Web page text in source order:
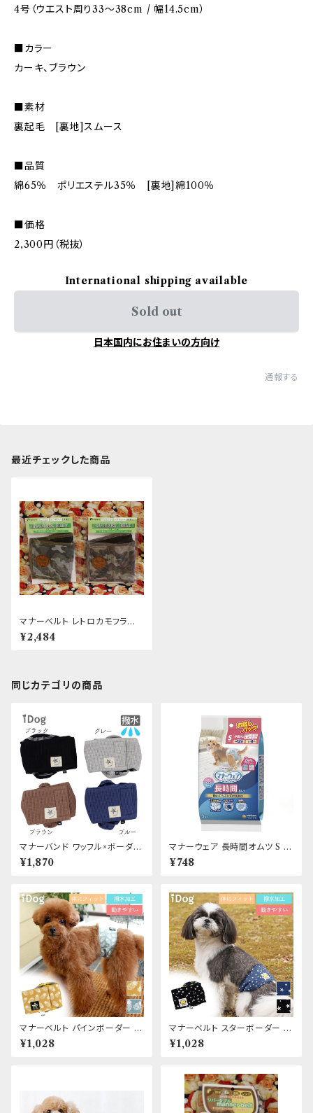
4号（ウエスト周り33～38cm / 幅14.5cm）
■カラー
カーキ、ブラウン
■素材
裏起毛 [裏地]スムース
■品質
綿65％ ポリエステル35％ [裏地]綿100％
■価格
2,300円（税抜）
International shipping available
Sold out
日本国内にお住まいの方向け
通報する
最近チェックした商品
マナーベルト レトロカモフラー
ジュ 4号
¥2,484
同じカテゴリの商品
マナーバンド ワッフル×ボーダ
ー iDog
¥1,870
マナーウェア 長時間オムツ S お
試しパック
¥748
マナーベルト パインボーダー i
Dog
¥1,028
マナーベルト スターボーダー i
Dog
¥1,028